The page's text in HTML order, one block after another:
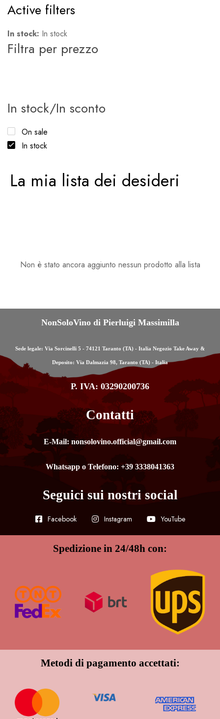
Active filters
In stock: In stock
Filtra per prezzo
In stock/In sconto
On sale
In stock
La mia lista dei desideri
Non è stato ancora aggiunto nessun prodotto alla lista
NonSoloVino di Pierluigi Massimilla
Sede legale: Via Sorcinelli 5 - 74121 Taranto (TA) - Italia Negozio Take Away &
Deposito: Via Dalmazia 98, Taranto (TA) - Italia
P. IVA: 03290200736
Contatti
E-Mail: nonsolovino.official@gmail.com
Whatsapp o Telefono: +39 3338041363
Seguici sui nostri social
Facebook Instagram YouTube
Spedizione in 24/48h con:
Metodi di pagamento accettati: